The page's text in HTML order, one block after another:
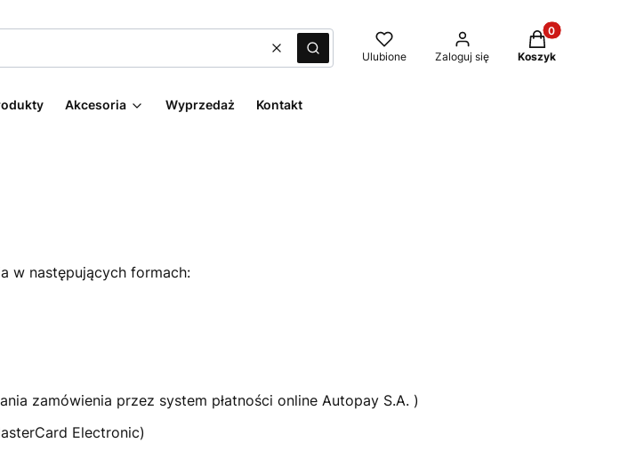
WyczyśćSzukaj Ulubione Zaloguj się
Produkty w
Koszyk
Akcesoria Wyprzedaż Kontakt
w następujących formach:
zamówienia przez system płatności online Autopay S.A. )
Electronic)